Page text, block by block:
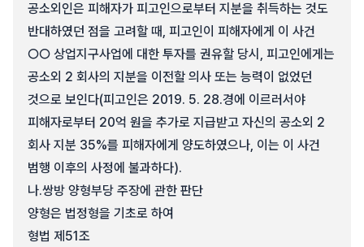
공소외인은 피해자가 피고인으로부터 지분을 취득하는 것도
반대하였던 점을 고려할 때, 피고인이 피해자에게 이 사건
○○ 상업지구사업에 대한 투자를 권유할 당시, 피고인에게는
공소외 2 회사의 지분을 이전할 의사 또는 능력이 없었던
것으로 보인다(피고인은 2019. 5. 28.경에 이르러서야
피해자로부터 20억 원을 추가로 지급받고 자신의 공소외 2
회사 지분 35%를 피해자에게 양도하였으나, 이는 이 사건
범행 이후의 사정에 불과하다).
나.쌍방 양형부당 주장에 관한 판단
양형은 법정형을 기초로 하여
형법 제51조